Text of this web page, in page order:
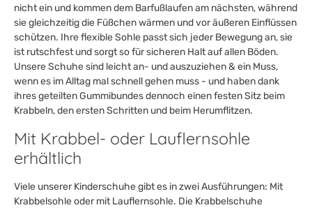
nicht ein und kommen dem Barfußlaufen am nächsten, während
sie gleichzeitig die Füßchen wärmen und vor äußeren Einflüssen
schützen. Ihre flexible Sohle passt sich jeder Bewegung an, sie
ist rutschfest und sorgt so für sicheren Halt auf allen Böden.
Unsere Schuhe sind leicht an- und auszuziehen & ein Muss,
wenn es im Alltag mal schnell gehen muss - und haben dank
ihres geteilten Gummibundes dennoch einen festen Sitz beim
Krabbeln, den ersten Schritten und beim Herumflitzen.
Mit Krabbel- oder Lauflernsohle
erhältlich
Viele unserer Kinderschuhe gibt es in zwei Ausführungen: Mit
Krabbelsohle oder mit Lauflernsohle. Die Krabbelschuhe